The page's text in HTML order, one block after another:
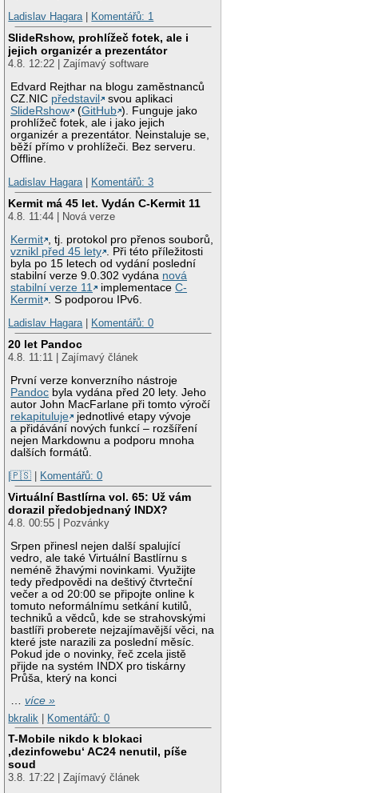
Ladislav Hagara| Komentářů: 1
SlideRshow, prohlížeč fotek, ale i
jejich organizér a prezentátor
4.8. 12:22 | Zajímavý software
Edvard Rejthar na blogu zaměstnanců
CZ.NIC představil
svou aplikaci
SlideRshow
(GitHub ). Funguje jako
prohlížeč fotek, ale i jako jejich
organizér a prezentátor. Neinstaluje se,
běží přímo v prohlížeči. Bez serveru.
Offline.
Ladislav Hagara| Komentářů: 3
Kermit má 45 let. Vydán C-Kermit 11
4.8. 11:44 | Nová verze
Kermit
, tj. protokol pro přenos souborů,
vznikl před 45 lety
. Při této příležitosti
byla po 15 letech od vydání poslední
stabilní verze 9.0.302 vydána nová
stabilní verze 11
implementaceC-
Kermit
. S podporou IPv6.
Ladislav Hagara| Komentářů: 0
20 let Pandoc
4.8. 11:11 | Zajímavý článek
První verze konverzního nástroje
Pandoc byla vydána před 20 lety. Jeho
autor John MacFarlane při tomto výročí
rekapituluje
jednotlivé etapy vývoje
a přidávání nových funkcí – rozšíření
nejen Markdownu a podporu mnoha
dalších formátů.
|🇵🇸
Komentářů: 0
Virtuální Bastlírna vol. 65: Už vám
dorazil předobjednaný INDX?
4.8. 00:55 | Pozvánky
Srpen přinesl nejen další spalující
vedro, ale také Virtuální Bastlírnu s
neméně žhavými novinkami. Využijte
tedy předpovědi na deštivý čtvrteční
večer a od 20:00 se připojte online k
tomuto neformálnímu setkání kutilů,
techniků a vědců, kde se strahovskými
bastlíři proberete nejzajímavější věci, na
které jste narazili za poslední měsíc.
Pokud jde o novinky, řeč zcela jistě
přijde na systém INDX pro tiskárny
Průša, který na konci
…více »
bkralik | Komentářů: 0
T-Mobile nikdo k blokaci
‚dezinfowebu‘ AC24 nenutil, píše
soud
3.8. 17:22 | Zajímavý článek